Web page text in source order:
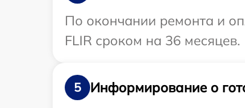
По окончании ремонта и
FLIR сроком на 36 месяцев.
5
Информирование о